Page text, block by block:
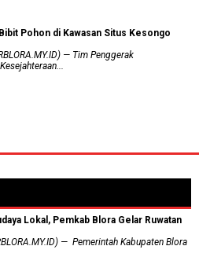
Pohon di Kawasan Situs Kesongo
— Tim Penggerak
Lokal, Pemkab Blora Gelar Ruwatan
— Pemerintah Kabupaten Blora